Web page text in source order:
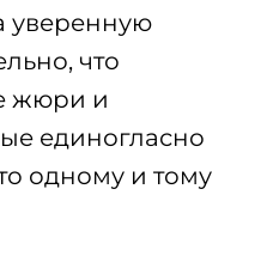
уверенную
что
жюри и
единогласно
одному и тому